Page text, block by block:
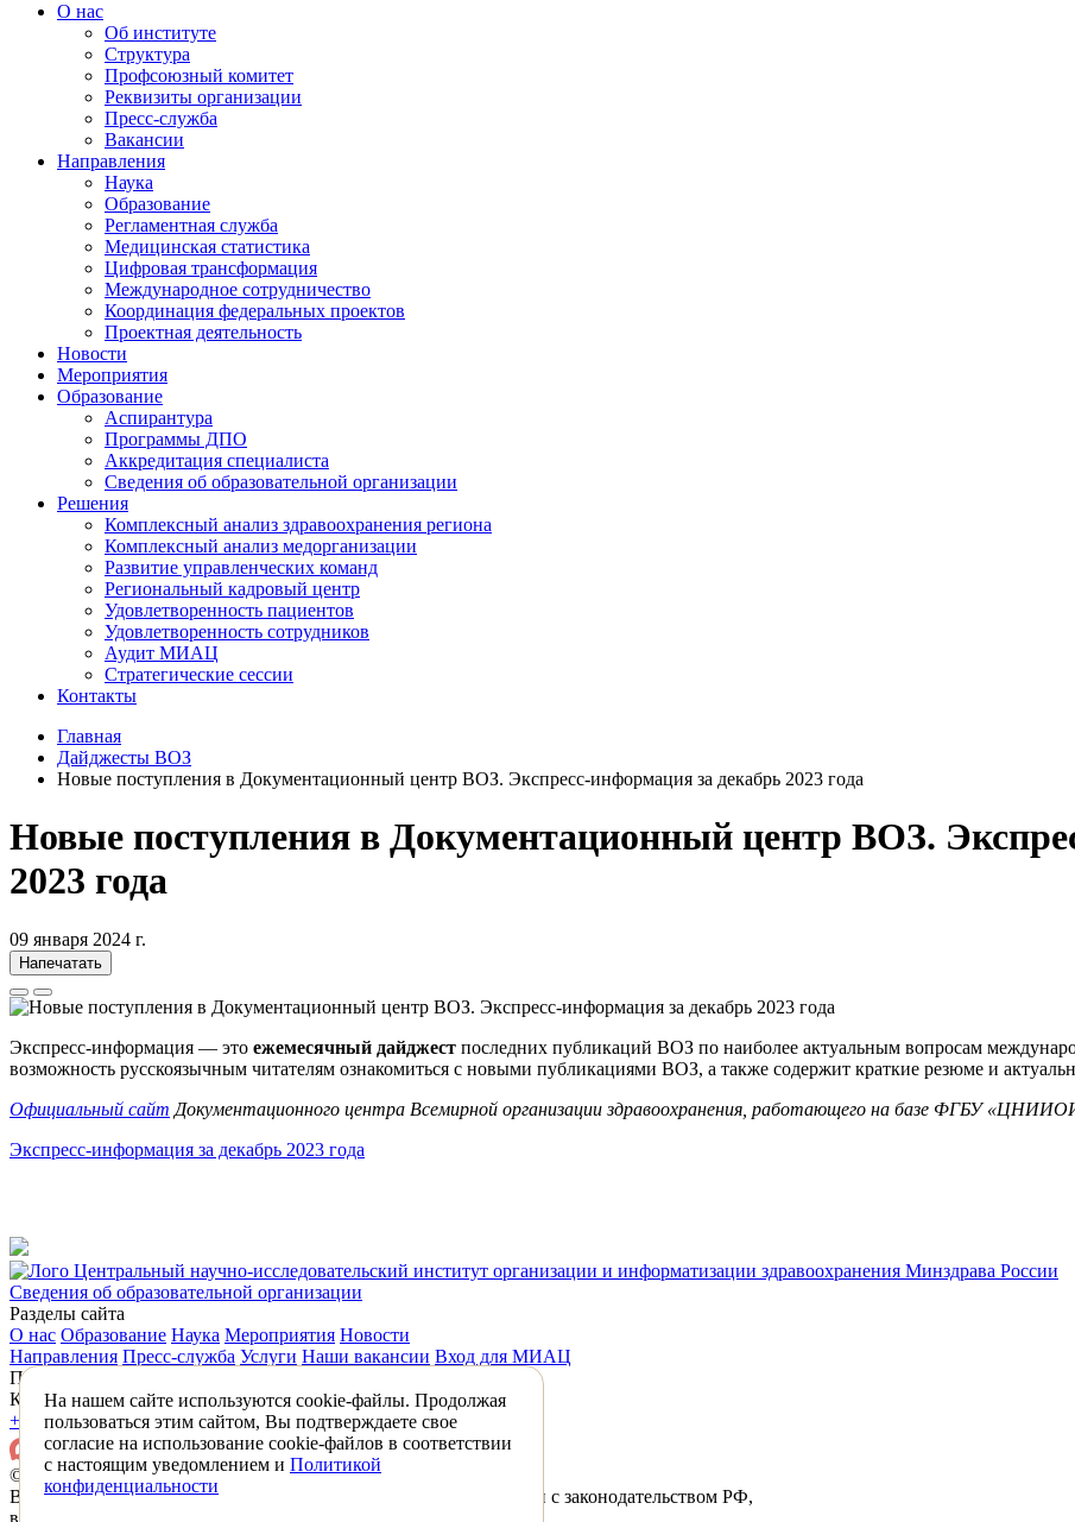
О нас
Об институте
Структура
Профсоюзный комитет
Реквизиты организации
Пресс-служба
Вакансии
Направления
Наука
Образование
Регламентная служба
Медицинская статистика
Цифровая трансформация
Международное сотрудничество
Координация федеральных проектов
Проектная деятельность
Новости
Мероприятия
Образование
Аспирантура
Программы ДПО
Аккредитация специалиста
Сведения об образовательной организации
Решения
Комплексный анализ здравоохранения региона
Комплексный анализ медорганизации
Развитие управленческих команд
Региональный кадровый центр
Удовлетворенность пациентов
Удовлетворенность сотрудников
Аудит МИАЦ
Стратегические сессии
Контакты
На нашем сайте используются cookie-файлы. Продолжая
пользоваться этим сайтом, Вы подтверждаете свое
согласие на использование cookie-файлов в соответствии
с настоящим уведомлением и Политикой
конфиденциальности
Главная
Дайджесты ВОЗ
Новые поступления в Документационный центр ВОЗ. Экспресс-информация за декабрь 2023 года
Новые поступления в Документационный центр ВОЗ.
2023 года
09 января 2024 г.
Напечатать
Экспресс-информация — это ежемесячный дайджест последних публикаций ВОЗ по наиболее актуальным вопросам
возможность русскоязычным читателям ознакомиться с новыми публикациями ВОЗ, а также содержит краткие резюме и
Официальный сайт Документационного центра Всемирной организации здравоохранения, работающего на базе ФГБУ
Экспресс-информация за декабрь 2023 года
Центральный научно-исследовательский институт организации и информатизации здравоохранения Минздрава России
Сведения об образовательной организации
Разделы сайта
О нас Образование Наука Мероприятия Новости
Направления Пресс-служба Услуги Наши вакансии Вход для МИАЦ
Подписаться на новости
Контакты
+7 (495) 618-31-83 mail@mednet.ru
© 2026 ФГБУ «ЦНИИОИЗ» Минздрава России
Все материалы, находящиеся на сайте охраняются в соответствии с законодательством РФ,
в том числе об авторском праве и смежных правах.